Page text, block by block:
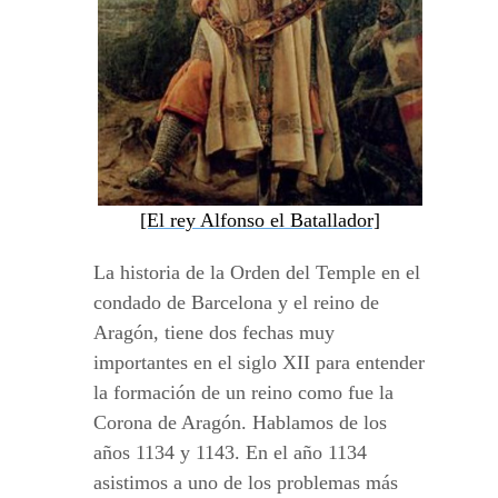
[El rey Alfonso el Batallador]
La historia de la Orden del Temple en el
condado de Barcelona y el reino de
Aragón, tiene dos fechas muy
importantes en el siglo XII para entender
la formación de un reino como fue la
Corona de Aragón. Hablamos de los
años 1134 y 1143. En el año 1134
asistimos a uno de los problemas más